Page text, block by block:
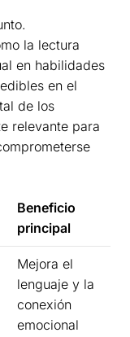
la lectura
en habilidades
en el
de los
relevante para
Beneficio
principal
Mejora el
lenguaje y la
conexión
emocional